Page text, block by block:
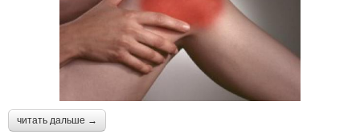
читать дальше →